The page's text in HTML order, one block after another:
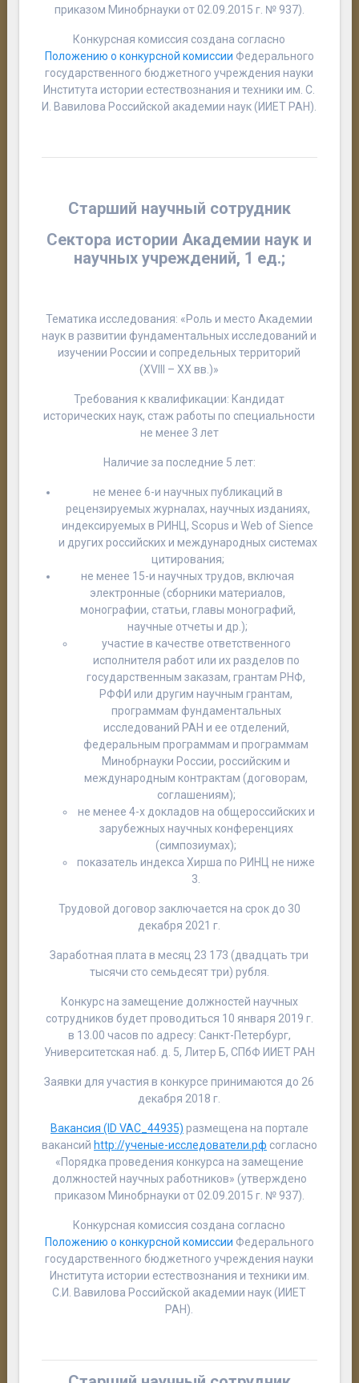
приказом Минобрнауки от 02.09.2015 г. № 937).
Конкурсная комиссия создана согласно
Положению о конкурсной комиссии Федерального
государственного бюджетного учреждения науки
Института истории естествознания и техники им. С.
И. Вавилова Российской академии наук (ИИЕТ РАН).
Старший научный сотрудник
Сектора истории Академии наук и
научных учреждений, 1 ед.;
Тематика исследования: «Роль и место Академии
наук в развитии фундаментальных исследований и
изучении России и сопредельных территорий
(XVIII – XX вв.)»
Требования к квалификации: Кандидат
исторических наук, стаж работы по специальности
не менее 3 лет
Наличие за последние 5 лет:
не менее 6-и научных публикаций в
рецензируемых журналах, научных изданиях,
индексируемых в РИНЦ, Scopus и Web of Sience
и других российских и международных системах
цитирования;
не менее 15-и научных трудов, включая
электронные (сборники материалов,
монографии, статьи, главы монографий,
научные отчеты и др.);
участие в качестве ответственного
исполнителя работ или их разделов по
государственным заказам, грантам РНФ,
РФФИ или другим научным грантам,
программам фундаментальных
исследований РАН и ее отделений,
федеральным программам и программам
Минобрнауки России, российским и
международным контрактам (договорам,
соглашениям);
не менее 4-х докладов на общероссийских и
зарубежных научных конференциях
(симпозиумах);
показатель индекса Хирша по РИНЦ не ниже
3.
Трудовой договор заключается на срок до 30
декабря 2021 г.
Заработная плата в месяц 23 173 (двадцать три
тысячи сто семьдесят три) рубля.
Конкурс на замещение должностей научных
сотрудников будет проводиться 10 января 2019 г.
в 13.00 часов по адресу: Санкт-Петербург,
Университетская наб. д. 5, Литер Б, СПбФ ИИЕТ РАН
Заявки для участия в конкурсе принимаются до 26
декабря 2018 г.
Вакансия (ID VAC_44935) размещена на портале
вакансий http://ученые-исследователи.рф согласно
«Порядка проведения конкурса на замещение
должностей научных работников» (утверждено
приказом Минобрнауки от 02.09.2015 г. № 937).
Конкурсная комиссия создана согласно
Положению о конкурсной комиссии Федерального
государственного бюджетного учреждения науки
Института истории естествознания и техники им.
С.И. Вавилова Российской академии наук (ИИЕТ
РАН).